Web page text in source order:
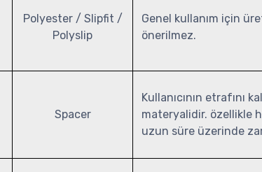
Polyester / Slipfit /
Polyslip
Genel kullanım için
önerilmez.
Spacer
Kullanıcının etrafını
materyalidir. özellikle
uzun süre üzerinde